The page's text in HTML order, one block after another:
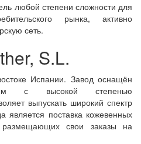
любой степени сложности для
рынка, активно
сеть.
S.L.
Испании. Завод оснащён
с высокой степенью
выпускать широкий спектр
является поставка кожевенных
свои заказы на